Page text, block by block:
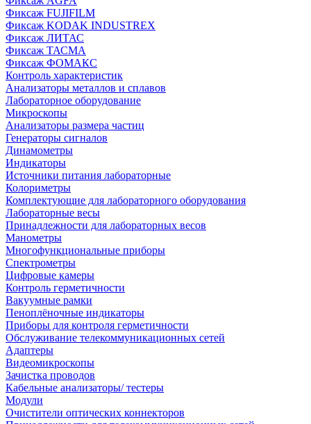
Фиксаж FUJIFILM
Фиксаж KODAK INDUSTREX
Фиксаж ЛИТАС
Фиксаж ТАСМА
Фиксаж ФОМАКС
Контроль характеристик
Анализаторы металлов и сплавов
Лабораторное оборудование
Микроскопы
Анализаторы размера частиц
Генераторы сигналов
Динамометры
Индикаторы
Источники питания лабораторные
Колориметры
Комплектующие для лабораторного оборудования
Лабораторные весы
Принадлежности для лабораторных весов
Манометры
Многофункциональные приборы
Спектрометры
Цифровые камеры
Контроль герметичности
Вакуумные рамки
Пеноплёночные индикаторы
Приборы для контроля герметичности
Обслуживание телекоммуникационных сетей
Адаптеры
Видеомикроскопы
Зачистка проводов
Кабельные анализаторы/ тестеры
Модули
Очистители оптических коннекторов